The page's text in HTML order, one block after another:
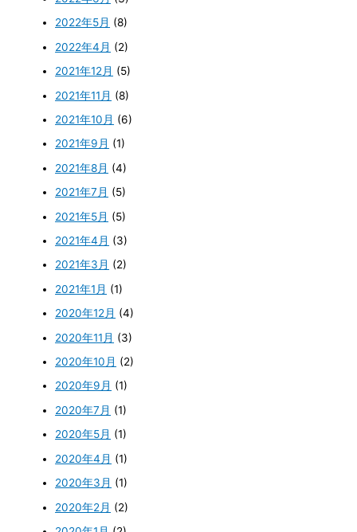
2022年5月 (8)
2022年4月 (2)
2021年12月 (5)
2021年11月 (8)
2021年10月 (6)
2021年9月 (1)
2021年8月 (4)
2021年7月 (5)
2021年5月 (5)
2021年4月 (3)
2021年3月 (2)
2021年1月 (1)
2020年12月 (4)
2020年11月 (3)
2020年10月 (2)
2020年9月 (1)
2020年7月 (1)
2020年5月 (1)
2020年4月 (1)
2020年3月 (1)
2020年2月 (2)